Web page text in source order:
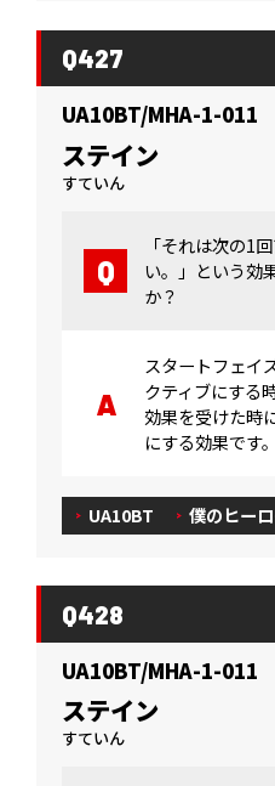
Q427
UA10BT/MHA-1-011
ステイン
すていん
「それは次の1
い。」という効
か？
スタートフェイ
クティブにする
効果を受けた時
にする効果です。
UA10BT 僕のヒー
Q428
UA10BT/MHA-1-011
ステイン
すていん